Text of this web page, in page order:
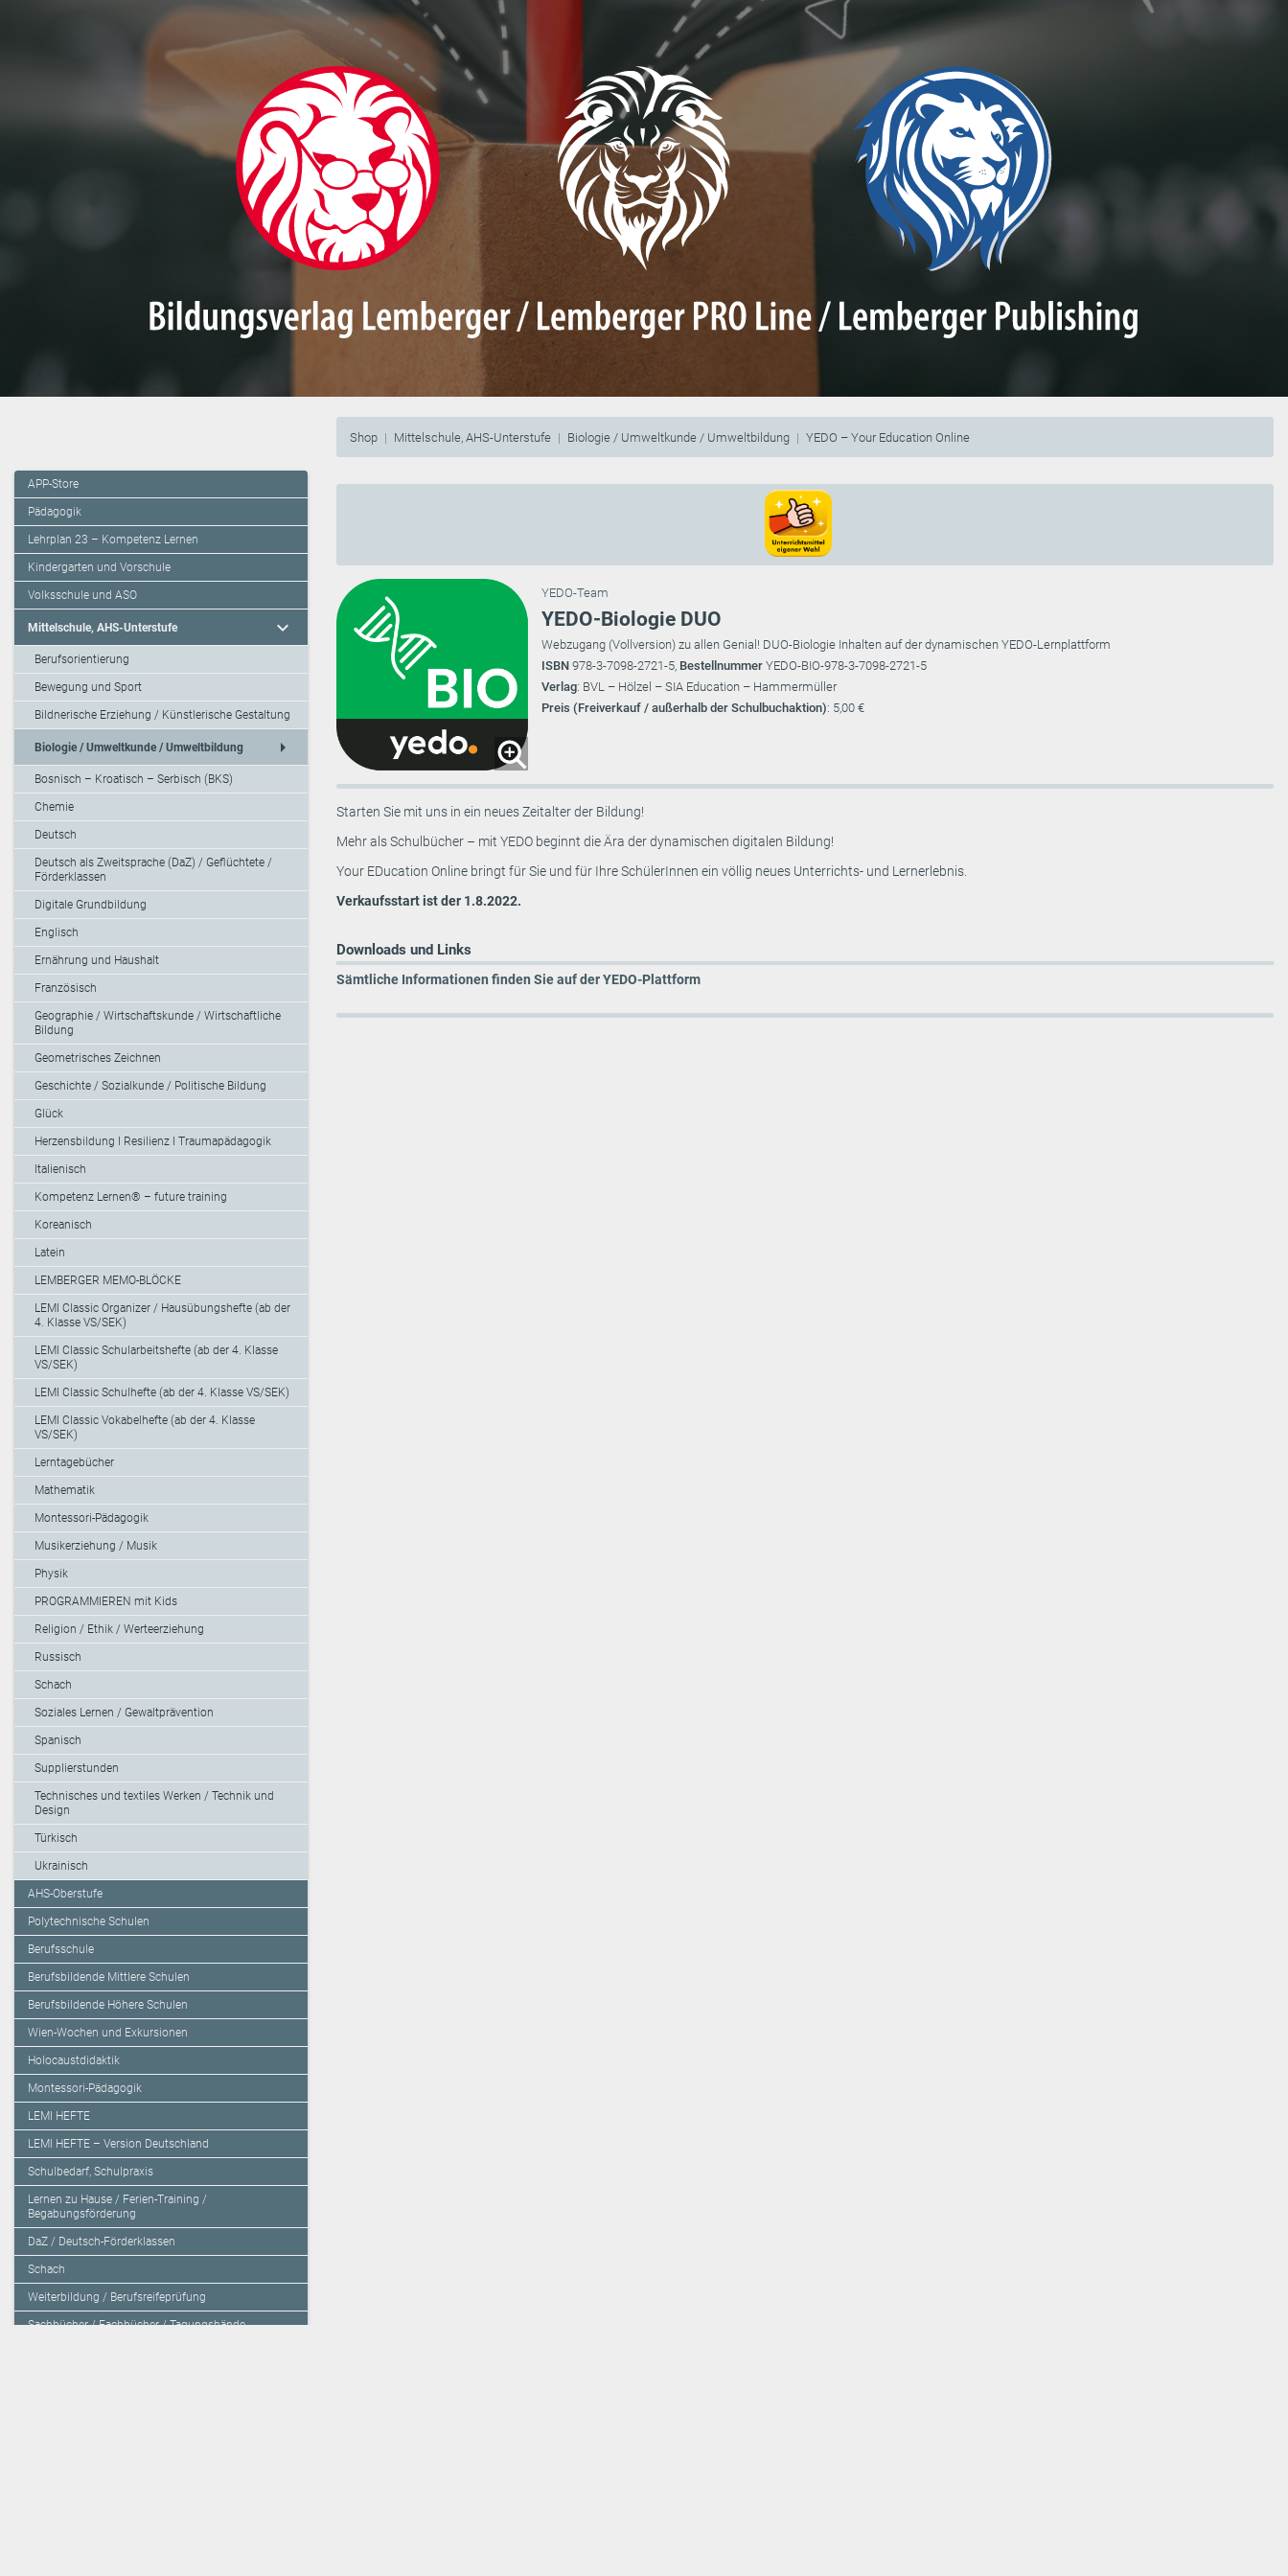
Shop Mittelschule, AHS-Unterstufe Biologie / Umweltkunde / Umweltbildung YEDO – Your Education Online
APP-Store
Pädagogik
Lehrplan 23 – Kompetenz Lernen
Kindergarten und Vorschule
Volksschule und ASO
Mittelschule, AHS-Unterstufe expand_more
Berufsorientierung
Bewegung und Sport
Bildnerische Erziehung / Künstlerische Gestaltung
Biologie / Umweltkunde / Umweltbildung arrow_right
Bosnisch – Kroatisch – Serbisch (BKS)
Chemie
Deutsch
Deutsch als Zweitsprache (DaZ) / Geflüchtete /
Förderklassen
Digitale Grundbildung
Englisch
Ernährung und Haushalt
Französisch
Geographie / Wirtschaftskunde / Wirtschaftliche
Bildung
Geometrisches Zeichnen
Geschichte / Sozialkunde / Politische Bildung
Glück
Herzensbildung I Resilienz I Traumapädagogik
Italienisch
Kompetenz Lernen® – future training
Koreanisch
Latein
LEMBERGER MEMO-BLÖCKE
LEMI Classic Organizer / Hausübungshefte (ab der
4. Klasse VS/SEK)
LEMI Classic Schularbeitshefte (ab der 4. Klasse
VS/SEK)
LEMI Classic Schulhefte (ab der 4. Klasse VS/SEK)
LEMI Classic Vokabelhefte (ab der 4. Klasse
VS/SEK)
Lerntagebücher
Mathematik
Montessori-Pädagogik
Musikerziehung / Musik
Physik
PROGRAMMIEREN mit Kids
Religion / Ethik / Werteerziehung
Russisch
Schach
Soziales Lernen / Gewaltprävention
Spanisch
Supplierstunden
Technisches und textiles Werken / Technik und
Design
Türkisch
Ukrainisch
AHS-Oberstufe
Polytechnische Schulen
Berufsschule
Berufsbildende Mittlere Schulen
Berufsbildende Höhere Schulen
Wien-Wochen und Exkursionen
Holocaustdidaktik
Montessori-Pädagogik
LEMI HEFTE
LEMI HEFTE – Version Deutschland
Schulbedarf, Schulpraxis
Lernen zu Hause / Ferien-Training /
Begabungsförderung
DaZ / Deutsch-Förderklassen
Schach
Weiterbildung / Berufsreifeprüfung
Sachbücher / Fachbücher / Tagungsbände
YEDO-Team
YEDO-Biologie DUO
Webzugang (Vollversion) zu allen Genial! DUO-Biologie Inhalten auf der dynamischen YEDO-Lernplattform
ISBN 978-3-7098-2721-5, Bestellnummer YEDO-BIO-978-3-7098-2721-5
Verlag: BVL – Hölzel – SIA Education – Hammermüller
Preis (Freiverkauf / außerhalb der Schulbuchaktion): 5,00 €
Starten Sie mit uns in ein neues Zeitalter der Bildung!
Mehr als Schulbücher – mit YEDO beginnt die Ära der dynamischen digitalen Bildung!
Your EDucation Online bringt für Sie und für Ihre SchülerInnen ein völlig neues Unterrichts- und Lernerlebnis.
Verkaufsstart ist der 1.8.2022.
Downloads und Links
Sämtliche Informationen finden Sie auf der YEDO-Plattform